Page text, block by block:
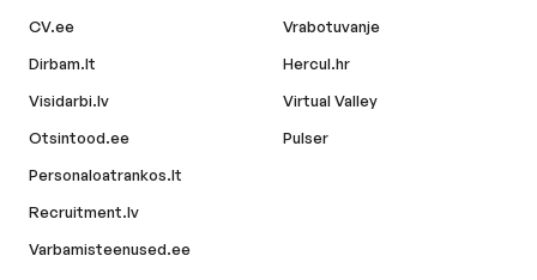
CV.ee
Dirbam.lt
Visidarbi.lv
Otsintood.ee
Personaloatrankos.lt
Recruitment.lv
Varbamisteenused.ee
Vrabotuvanje
Hercul.hr
Virtual Valley
Pulser